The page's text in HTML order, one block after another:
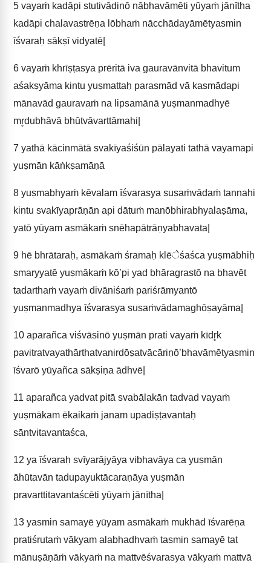
5 vayaṁ kadāpi stutivādinō nābhavāmēti yūyaṁ jānītha
kadāpi chalavastrēṇa lōbhaṁ nācchādayāmētyasmin
īśvaraḥ sākṣī vidyatē|
6 vayaṁ khrīṣṭasya prēritā iva gauravānvitā bhavitum
aśakṣyāma kintu yuṣmattaḥ parasmād vā kasmādapi
mānavād gauravaṁ na lipsamānā yuṣmanmadhyē
mr̥dubhāvā bhūtvāvarttāmahi|
7 yathā kācinmātā svakīyaśiśūn pālayati tathā vayamapi
yuṣmān kāṅkṣamāṇā
8 yuṣmabhyaṁ kēvalam īśvarasya susaṁvādaṁ tannahi
kintu svakīyaprāṇān api dātuṁ manōbhirabhyalaṣāma,
yatō yūyam asmākaṁ snēhapātrāṇyabhavata|
9 hē bhrātaraḥ, asmākaṁ śramaḥ klēेśaśca yuṣmābhiḥ
smaryyatē yuṣmākaṁ kō’pi yad bhāragrastō na bhavēt
tadarthaṁ vayaṁ divāniśaṁ pariśrāmyantō
yuṣmanmadhya īśvarasya susaṁvādamaghōṣayāma|
10 aparañca viśvāsinō yuṣmān prati vayaṁ kīdr̥k
pavitratvayathārthatvanirdōṣatvācāriṇō’bhavāmētyasmin
īśvarō yūyañca sākṣiṇa ādhvē|
11 aparañca yadvat pitā svabālakān tadvad vayaṁ
yuṣmākam ēkaikaṁ janam upadiṣṭavantaḥ
sāntvitavantaśca,
12 ya īśvaraḥ svīyarājyāya vibhavāya ca yuṣmān
āhūtavān tadupayuktācaraṇāya yuṣmān
pravarttitavantaścēti yūyaṁ jānītha|
13 yasmin samayē yūyam asmākaṁ mukhād īśvarēṇa
pratiśrutaṁ vākyam alabhadhvaṁ tasmin samayē tat
mānuṣāṇāṁ vākyaṁ na mattvēśvarasya vākyaṁ mattvā